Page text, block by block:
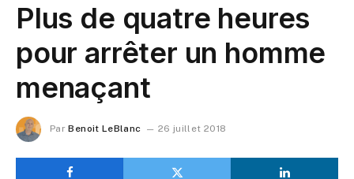
Plus de quatre heures
pour arrêter un homme
menaçant
Par Benoit LeBlanc 26 juillet 2018